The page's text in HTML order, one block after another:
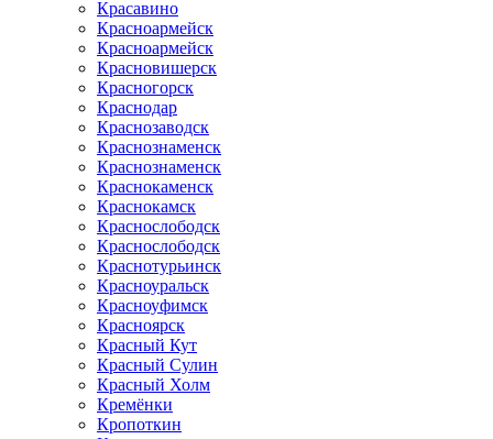
Красавино
Красноармейск
Красноармейск
Красновишерск
Красногорск
Краснодар
Краснозаводск
Краснознаменск
Краснознаменск
Краснокаменск
Краснокамск
Краснослободск
Краснослободск
Краснотурьинск
Красноуральск
Красноуфимск
Красноярск
Красный Кут
Красный Сулин
Красный Холм
Кремёнки
Кропоткин